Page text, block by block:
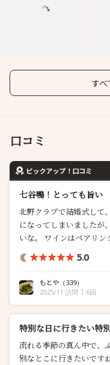
すべ
口コミ
ピックアップ！口コミ
七谷鴨！とっても旨い
北野クラブで結婚式して、16年。 今年は9月に行
になってしまいましたが
いな。 ワインはペアリングでお願いしました。 シャンパーニュで
最初のアミューズ。鰤は
5.0
もとや （339）
2025/11 訪問
6回
特別な日に行きたい特
流れる季節の真ん中で、
別なとこに行きたいですね。 記念日を失念しがちな私は、